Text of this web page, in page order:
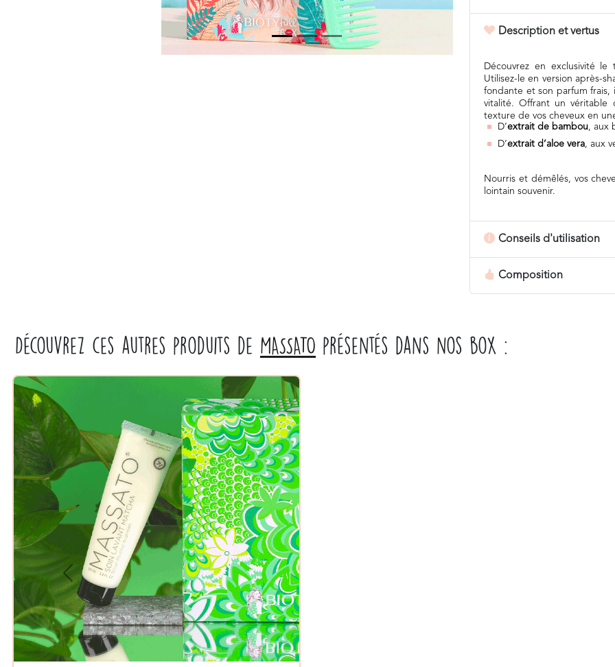
Description et vertus
Découvrez en exclusivité le
Utilisez-le en version après-
fondante et son parfum
vitalité. Offrant un
texture de vos cheveux en
D’extrait de bambou, aux
D’extrait d’aloe vera, aux
Nourris et démêlés, vos
lointain souvenir.
Conseils d'utilisation
Composition
Découvrez ces autres produits de MASSATO présentés dans nos box :
Previous